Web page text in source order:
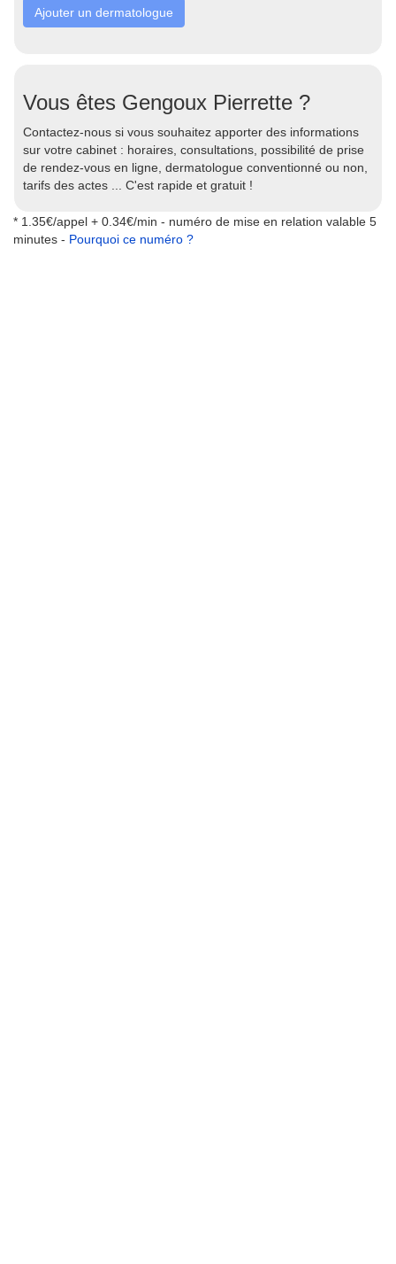
Ajouter un dermatologue
Vous êtes Gengoux Pierrette ?
Contactez-nous si vous souhaitez apporter des informations
sur votre cabinet : horaires, consultations, possibilité de prise
de rendez-vous en ligne, dermatologue conventionné ou non,
tarifs des actes ... C'est rapide et gratuit !
* 1.35€/appel + 0.34€/min - numéro de mise en relation valable 5
minutes - Pourquoi ce numéro ?